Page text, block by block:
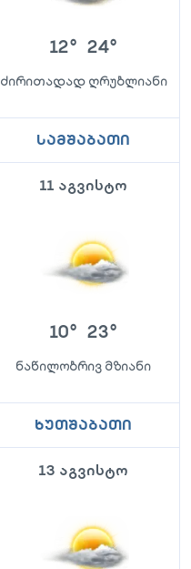
12° 24°
ძირითადად ღრუბლიანი
სამშაბათი
11 აგვისტო
10° 23°
ნაწილობრივ მზიანი
ხუთშაბათი
13 აგვისტო